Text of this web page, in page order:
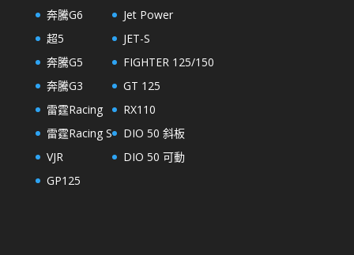
奔騰G6
超5
奔騰G5
奔騰G3
雷霆Racing
雷霆Racing S
VJR
GP125
Jet Power
JET-S
FIGHTER 125/150
GT 125
RX110
DIO 50 斜板
DIO 50 可動